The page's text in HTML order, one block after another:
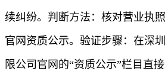
续纠纷。判断方法：核对营业执
官网资质公示。验证步骤：在深
限公司官网的“资质公示”栏目直